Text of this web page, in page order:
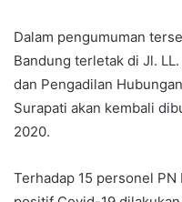
Dalam pengumuman
Bandung terletak di Jl.
dan Pengadilan
Surapati akan kembali
2020.
Terhadap 15 personel